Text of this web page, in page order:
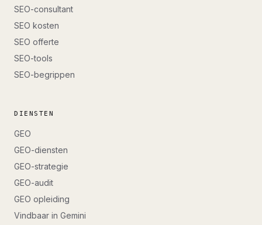
SEO-consultant
SEO kosten
SEO offerte
SEO-tools
SEO-begrippen
DIENSTEN
GEO
GEO-diensten
GEO-strategie
GEO-audit
GEO opleiding
Vindbaar in Gemini